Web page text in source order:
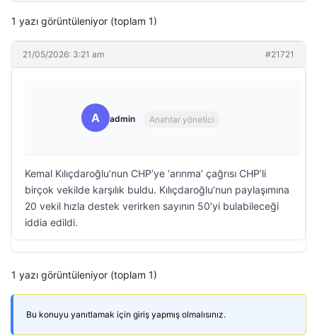
1 yazı görüntüleniyor (toplam 1)
21/05/2026: 3:21 am #21721
A admin Anahtar yönetici
Kemal Kılıçdaroğlu’nun CHP’ye ‘arınma’ çağrısı CHP’li
birçok vekilde karşılık buldu. Kılıçdaroğlu’nun paylaşımına
20 vekil hızla destek verirken sayının 50’yi bulabileceği
iddia edildi.
1 yazı görüntüleniyor (toplam 1)
Bu konuyu yanıtlamak için giriş yapmış olmalısınız.